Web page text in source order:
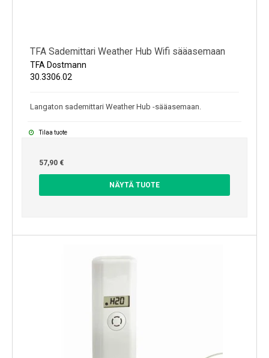
TFA Sademittari Weather Hub Wifi sääasemaan
TFA Dostmann
30.3306.02
Langaton sademittari Weather Hub -sääasemaan.
Tilaa tuote
57,90 €
NÄYTÄ TUOTE